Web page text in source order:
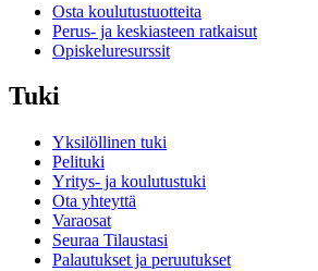
Osta koulutustuotteita
Perus- ja keskiasteen ratkaisut
Opiskeluresurssit
Tuki
Yksilöllinen tuki
Pelituki
Yritys- ja koulutustuki
Ota yhteyttä
Varaosat
Seuraa Tilaustasi
Palautukset ja peruutukset